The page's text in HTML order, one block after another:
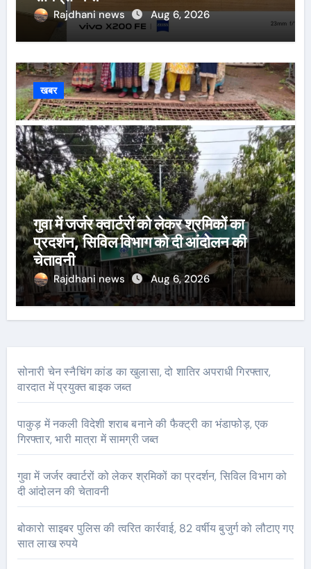
Rajdhani news Aug 6, 2026
खबर
गुवा में जर्जर क्वार्टरों को लेकर श्रमिकों का
प्रदर्शन, सिविल विभाग को दी आंदोलन की
चेतावनी
Rajdhani news Aug 6, 2026
सोनारी चेन स्नैचिंग कांड का खुलासा, दो शातिर अपराधी गिरफ्तार,
वारदात में प्रयुक्त बाइक जब्त
पाकुड़ में नकली विदेशी शराब बनाने की फैक्ट्री का भंडाफोड़, एक
गिरफ्तार, भारी मात्रा में सामग्री जब्त
गुवा में जर्जर क्वार्टरों को लेकर श्रमिकों का प्रदर्शन, सिविल विभाग को
दी आंदोलन की चेतावनी
बोकारो साइबर पुलिस की त्वरित कार्रवाई, 82 वर्षीय बुजुर्ग को लौटाए गए
सात लाख रुपये